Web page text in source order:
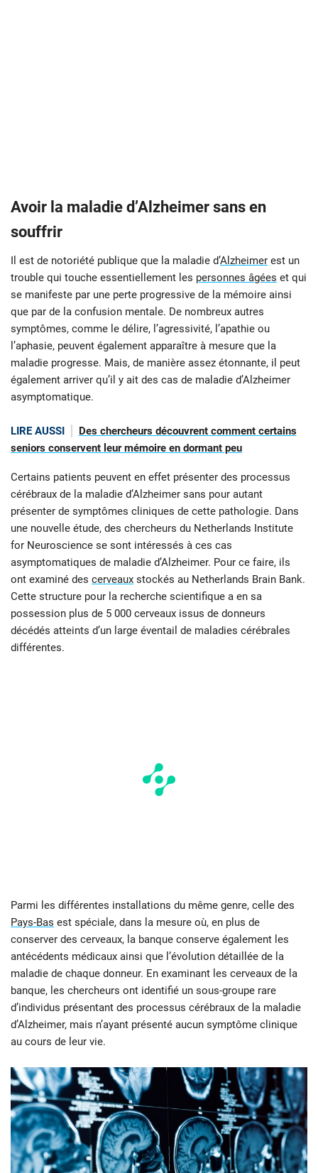
Avoir la maladie d’Alzheimer sans en
souffrir
Il est de notoriété publique que la maladie d’Alzheimer est un
trouble qui touche essentiellement les personnes âgées et qui
se manifeste par une perte progressive de la mémoire ainsi
que par de la confusion mentale. De nombreux autres
symptômes, comme le délire, l’agressivité, l’apathie ou
l’aphasie, peuvent également apparaître à mesure que la
maladie progresse. Mais, de manière assez étonnante, il peut
également arriver qu’il y ait des cas de maladie d’Alzheimer
asymptomatique.
LIRE AUSSI
Des chercheurs découvrent comment certains
seniors conservent leur mémoire en dormant peu
Certains patients peuvent en effet présenter des processus
cérébraux de la maladie d’Alzheimer sans pour autant
présenter de symptômes cliniques de cette pathologie. Dans
une nouvelle étude, des chercheurs du Netherlands Institute
for Neuroscience se sont intéressés à ces cas
asymptomatiques de maladie d’Alzheimer. Pour ce faire, ils
ont examiné des cerveaux stockés au Netherlands Brain Bank.
Cette structure pour la recherche scientifique a en sa
possession plus de 5 000 cerveaux issus de donneurs
décédés atteints d’un large éventail de maladies cérébrales
différentes.
Parmi les différentes installations du même genre, celle des
Pays-Bas est spéciale, dans la mesure où, en plus de
conserver des cerveaux, la banque conserve également les
antécédents médicaux ainsi que l’évolution détaillée de la
maladie de chaque donneur. En examinant les cerveaux de la
banque, les chercheurs ont identifié un sous-groupe rare
d’individus présentant des processus cérébraux de la maladie
d’Alzheimer, mais n’ayant présenté aucun symptôme clinique
au cours de leur vie.